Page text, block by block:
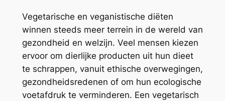
Vegetarische en veganistische diëten
winnen steeds meer terrein in de wereld van
gezondheid en welzijn. Veel mensen kiezen
ervoor om dierlijke producten uit hun dieet
te schrappen, vanuit ethische overwegingen,
gezondheidsredenen of om hun ecologische
voetafdruk te verminderen. Een vegetarisch